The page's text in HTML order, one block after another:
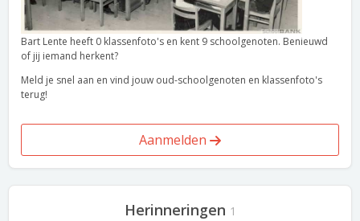
Bart Lente heeft 0 klassenfoto's en kent 9 schoolgenoten. Benieuwd
of jij iemand herkent?
Meld je snel aan en vind jouw oud-schoolgenoten en klassenfoto's
terug!
Aanmelden
Herinneringen 1